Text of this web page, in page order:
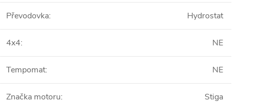
Převodovka: Hydrostat
4x4: NE
Tempomat: NE
Značka motoru: Stiga